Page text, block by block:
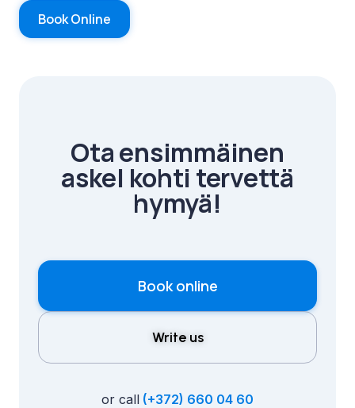
Book Online
Ota ensimmäinen
askel kohti tervettä
hymyä!
Book online
Write us
or call (+372) 660 04 60